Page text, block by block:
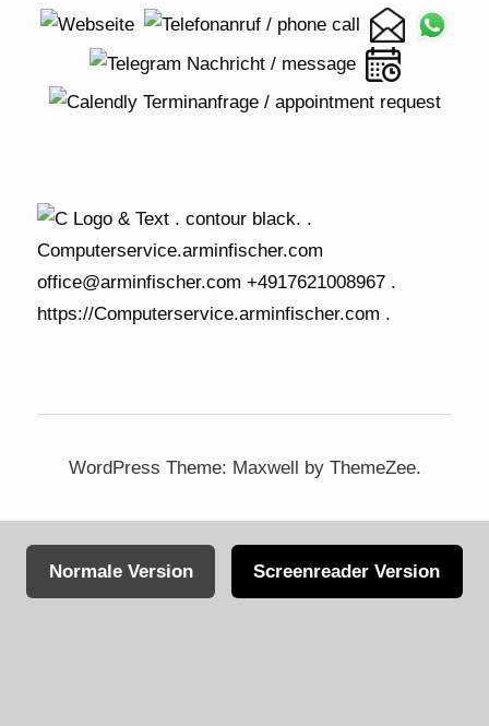
WordPress Theme: Maxwell by ThemeZee.
Normale Version Screenreader Version